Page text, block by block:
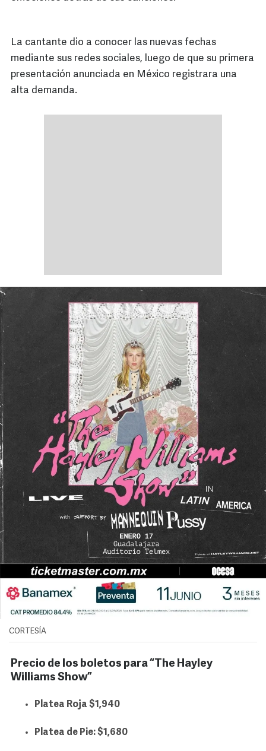
La cantante dio a conocer las nuevas fechas
mediante sus redes sociales, luego de que su primera
presentación anunciada en México registrara una
alta demanda.
CORTESÍA
Precio de los boletos para “The Hayley
Williams Show”
Platea Roja $1,940
Platea de Pie: $1,680